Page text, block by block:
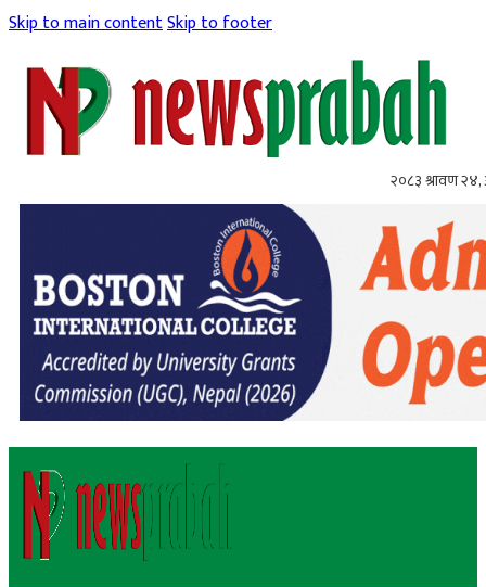
Skip to main contentSkip to footer
२०८३ श्रावण